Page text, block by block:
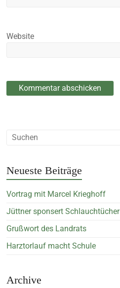
Website
Neueste Beiträge
Vortrag mit Marcel Krieghoff
Jüttner sponsert
Grußwort des Landrats
Harztorlauf macht Schule
Archive